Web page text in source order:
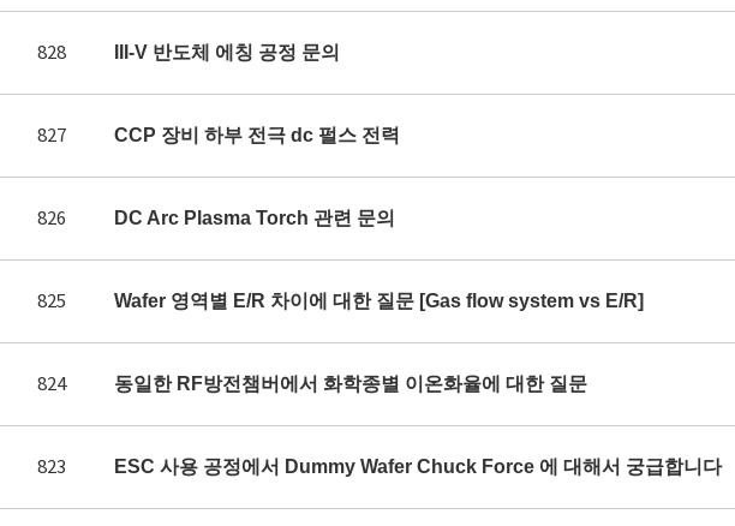
828 III-V 반도체 에칭 공정 문의
827 CCP 장비 하부 전극 dc 펄스 전력
826 DC Arc Plasma Torch 관련 문의
825 Wafer 영역별 E/R 차이에 대한 질문 [Gas flow system vs E/R]
824 동일한 RF방전챔버에서 화학종별 이온화율에 대한 질문
823 ESC 사용 공정에서 Dummy Wafer Chuck Force 에 대해서 궁급합니다